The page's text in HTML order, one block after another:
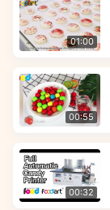
01:00
00:55
00:32